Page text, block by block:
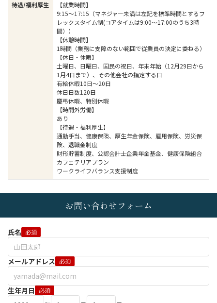
待遇/福利厚生
【就業時間】
9:15～17:15（マネジャー未満は左記を標準時間とするフ
レックスタイム制(コアタイムは9:00～17:00のうち3時
間））
【休憩時間】
1時間（業務に支障のない範囲で従業員の決定に委ねる）
【休日・休暇】
土曜日、日曜日、国民の祝日、年末年始（12月29日から
1月4日まで）、その他会社の指定する日
有給休暇10日～20日
休日日数120日
慶弔休暇、特別休暇
【時間外労働】
あり
【待遇・福利厚生】
通勤手当、健康保険、厚生年金保険、雇用保険、労災保
険、退職金制度
財形貯蓄制度、公認会計士企業年金基金、健康保険組合
カフェテリアプラン
ワークライフバランス支援制度
お問い合わせフォーム
氏名 必須
メールアドレス 必須
生年月日 必須